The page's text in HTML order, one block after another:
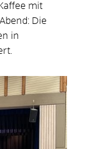
mit
Die
in